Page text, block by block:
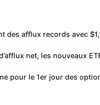
des afflux records avec
net, les nouveaux
pour le 1er jour des